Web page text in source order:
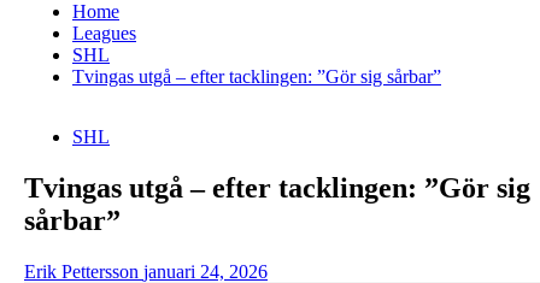
Home
Leagues
SHL
Tvingas utgå – efter tacklingen: ”Gör sig sårbar”
SHL
Tvingas utgå – efter tacklingen: ”Gör sig
sårbar”
Erik Pettersson januari 24, 2026